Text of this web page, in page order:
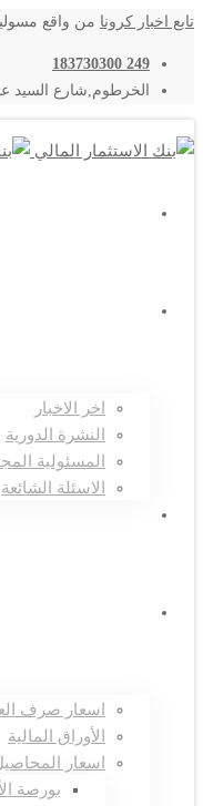
تابع اخبار كرونا من واقع
249 183730300
الخرطوم,شارع السيد
اخر الاخبار
النشرة الدورية
المسئولية
الاسئلة الشائعة
اسعار صرف
الأوراق المالية
اسعار
بورصة